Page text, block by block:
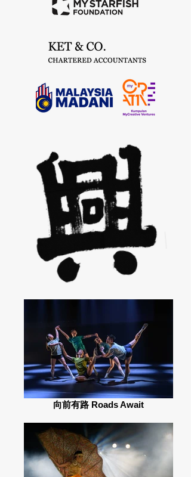
向前有路 Roads Await